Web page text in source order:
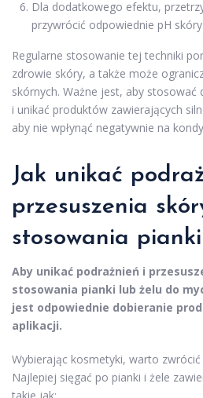
Dla dodatkowego efektu,
przywrócić odpowiednie pH skóry.
Regularne stosowanie tej techniki
zdrowie skóry, a także może
skórnych. Ważne jest, aby stosować
i unikać produktów zawierających
aby nie wpłynąć negatywnie na
Jak unikać
przesuszenia
stosowania
Aby unikać podrażnień i
stosowania pianki lub żelu do
jest odpowiednie dobieranie
aplikacji.
Wybierając kosmetyki, warto zwrócić
Najlepiej sięgać po pianki i żele